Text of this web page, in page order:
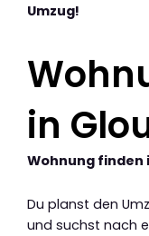
Umzug!
in
Wohnung finden
Du planst den
und suchst nach